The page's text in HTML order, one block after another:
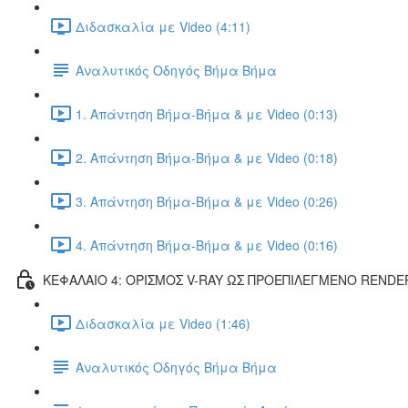
Διδασκαλία με Video (4:11)
Αναλυτικός Οδηγός Βήμα Βήμα
1. Απάντηση Βήμα-Βήμα & με Video (0:13)
2. Απάντηση Βήμα-Βήμα & με Video (0:18)
3. Απάντηση Βήμα-Βήμα & με Video (0:26)
4. Απάντηση Βήμα-Βήμα & με Video (0:16)
ΚΕΦΑΛΑΙΟ 4: ΟΡΙΣΜΟΣ V-RAY ΩΣ ΠΡΟΕΠΙΛΕΓΜΕΝΟ
Διδασκαλία με Video (1:46)
Αναλυτικός Οδηγός Βήμα Βήμα